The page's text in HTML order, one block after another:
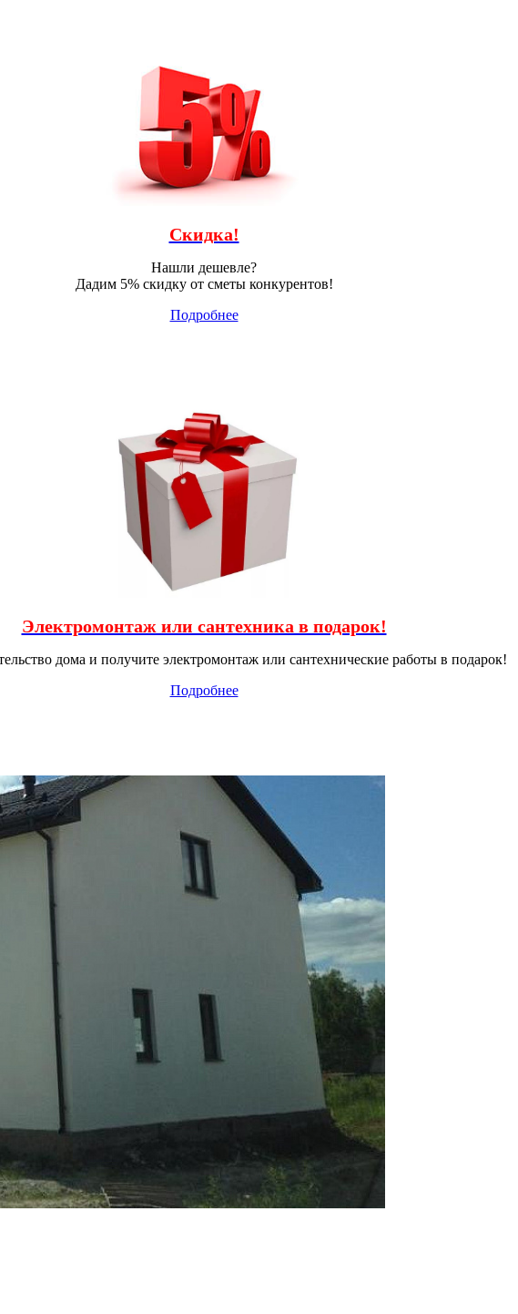
Скидка!
Нашли дешевле?
Дадим 5% скидку от сметы конкурентов!
Подробнее
Электромонтаж или сантехника в подарок!
дома и получите электромонтаж или сантехнические работы в подарок!
Подробнее